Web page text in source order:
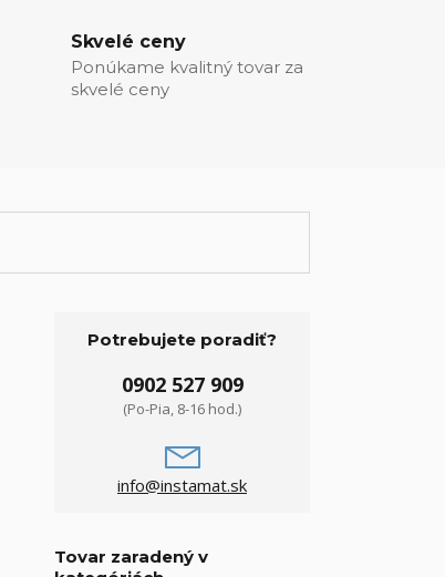
Skvelé ceny
Ponúkame kvalitný tovar za
skvelé ceny
Potrebujete poradiť?
0902 527 909
(Po-Pia, 8-16 hod.)
info@instamat.sk
Tovar zaradený v